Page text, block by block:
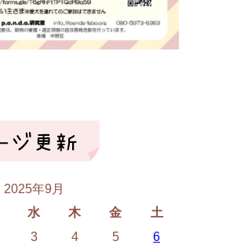
2025年9月
水 木 金
土
3 4 5
6